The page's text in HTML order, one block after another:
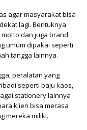
agar masyarakat bisa
lagi. Bentuknya
dan juga brand
umum dipakai seperti
tangga lainnya.
peralatan yang
seperti baju kaos,
stationery lainnya
klien bisa merasa
mereka miliki.